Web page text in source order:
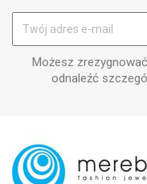
Możesz
odnaleźć